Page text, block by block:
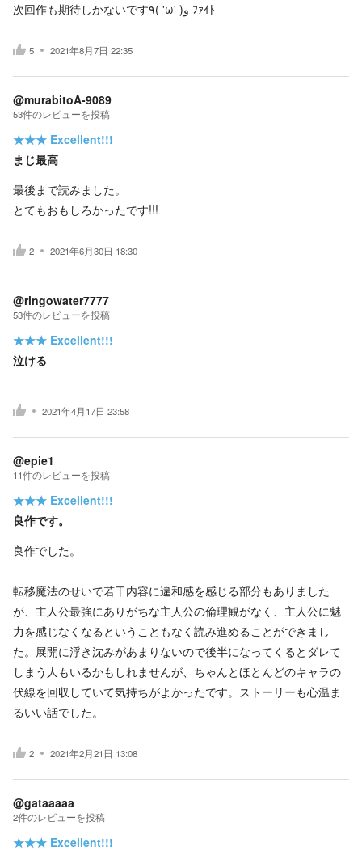
次回作も期待しかないです٩( 'ω' )و ﾌｧｲﾄ
5 2021年8月7日 22:35
@murabitoA-9089
53件のレビューを投稿
★★★ Excellent!!!
まじ最高
最後まで読みました。
とてもおもしろかったです!!!
2 2021年6月30日 18:30
@ringowater7777
53件のレビューを投稿
★★★ Excellent!!!
泣ける
2021年4月17日 23:58
@epie1
11件のレビューを投稿
★★★ Excellent!!!
良作です。
良作でした。
転移魔法のせいで若干内容に違和感を感じる部分もありました
が、主人公最強にありがちな主人公の倫理観がなく、主人公に魅
力を感じなくなるということもなく読み進めることができまし
た。展開に浮き沈みがあまりないので後半になってくるとダレて
しまう人もいるかもしれませんが、ちゃんとほとんどのキャラの
伏線を回収していて気持ちがよかったです。ストーリーも心温ま
るいい話でした。
2 2021年2月21日 13:08
@gataaaaa
2件のレビューを投稿
★★★ Excellent!!!